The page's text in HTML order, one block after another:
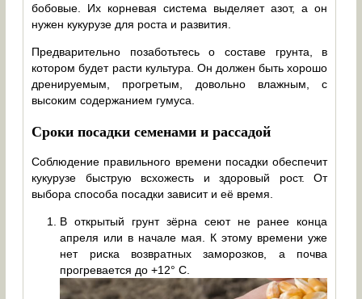
бобовые. Их корневая система выделяет азот, а он
нужен кукурузе для роста и развития.
Предварительно позаботьтесь о составе грунта, в
котором будет расти культура. Он должен быть хорошо
дренируемым, прогретым, довольно влажным, с
высоким содержанием гумуса.
Сроки посадки семенами и рассадой
Соблюдение правильного времени посадки обеспечит
кукурузе быструю всхожесть и здоровый рост. От
выбора способа посадки зависит и её время.
В открытый грунт зёрна сеют не ранее конца
апреля или в начале мая. К этому времени уже
нет риска возвратных заморозков, а почва
прогревается до +12° C.